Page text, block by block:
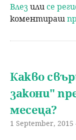
Влезили се
коментираш
Какво
закони"
месеца?
1 September, 2015